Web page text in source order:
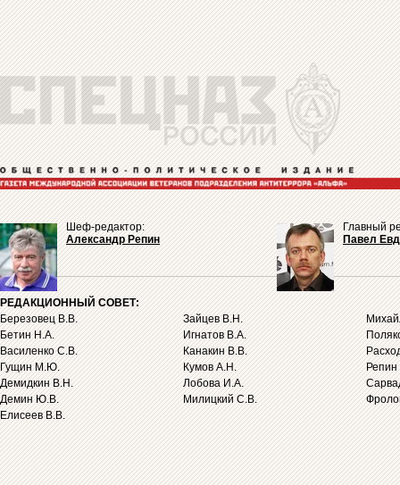
Шеф-редактор:
Александр Репин
Главный
Павел
РЕДАКЦИОННЫЙ СОВЕТ:
Березовец В.В.
Бетин Н.А.
Василенко С.В.
Гущин М.Ю.
Демидкин В.Н.
Демин Ю.В.
Елисеев В.В.
Зайцев В.Н.
Игнатов В.А.
Канакин В.В.
Кумов А.Н.
Лобова И.А.
Милицкий С.В.
Репин